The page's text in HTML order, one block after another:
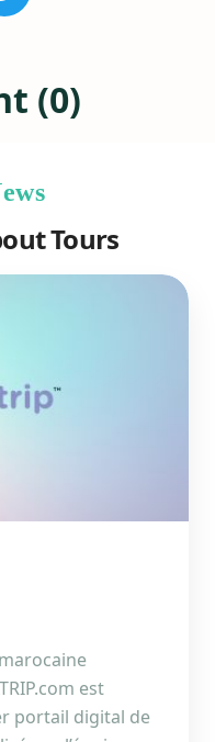
(0)
Tours
est
portail digital de